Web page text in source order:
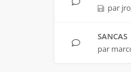
par
SANCAS
par